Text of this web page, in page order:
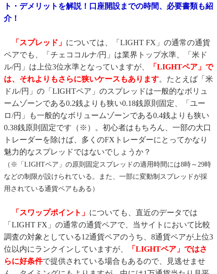
ト・デメリットを解説！口座開設までの時間、必要書類も紹
介！
「スプレッド」 については、「LIGHT FX」の通常の通貨
ペアでも、「チェココルナ/円」は業界トップ水準、「米ド
ル/円」は上位3位水準となっていますが、
「LIGHTペア」で
は、それよりもさらに狭いケースもあります。たとえば「米
ドル/円」の「LIGHTペア」のスプレッドは一般的なボリュ
ームゾーンである0.2銭よりも狭い0.18銭原則固定、「ユー
ロ/円」も一般的なボリュームゾーンである0.4銭よりも狭い
0.38銭原則固定です（※）。初心者はもちろん、一部の大口
トレーダーを除けば、多くのFXトレーダーにとってかなり
魅力的なスプレッドではないでしょうか？
（※「LIGHTペア」の原則固定スプレッドの適用時間には8時～29時
などの制限が設けられている。また、一部に変動制スプレッドが採
用されている通貨ペアもある）
「スワップポイント」 についても、直近のデータでは
「LIGHT FX」の通常の通貨ペアで、当サイトにおいて比較
調査の対象としている12通貨ペアのうち、8通貨ペアが上位3
位以内にランクインしていますが、
「LIGHTペア」ではさ
らに好条件で提供されている場合もあるので、見逃せませ